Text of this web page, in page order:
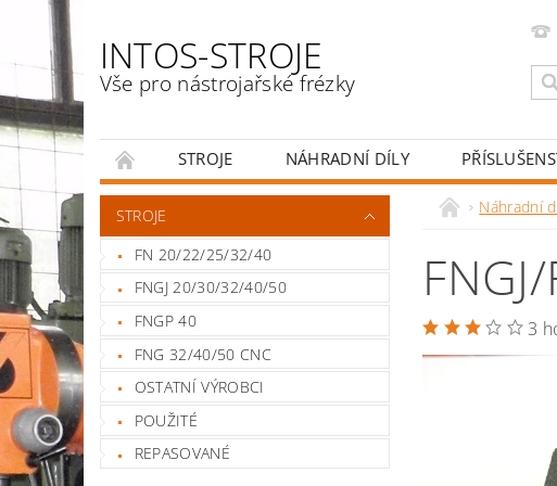
INTOS-STROJE
Vše pro nástrojařské frézky
STROJE NÁHRADNÍ DÍLY
ENGLISH
STROJE
FN 20/22/25/32/40
FNGJ 20/30/32/40/50
FNGP 40
FNG 32/40/50 CNC
OSTATNÍ VÝROBCI
POUŽITÉ
REPASOVANÉ
Náhradní
3